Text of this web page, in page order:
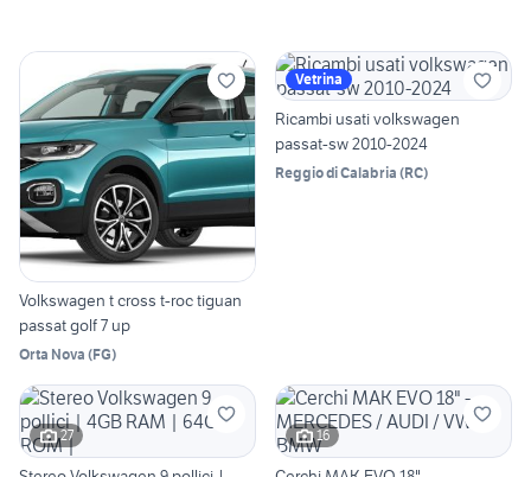
Volkswagen t cross t-roc tiguan
passat golf 7 up
Orta Nova (FG)
Vetrina
Ricambi usati volkswagen
passat-sw 2010-2024
Reggio di Calabria (RC)
27 16